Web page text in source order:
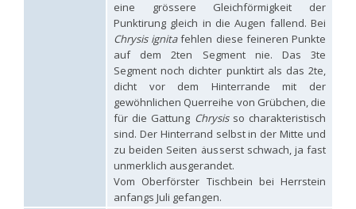
Linsenmaier, 1968
(Mocsáry, 1883)
Linsenmaier, 1959
(Dahlbom, 1854)
Abeille, 1879
Hedychridium rhodojanthinumEnslin, 1939
(Rossi, 1790)
Hedychridium roseum caputaureumTrautmann, 1919
Hedychridium roseum nanumChevrier, 1870
Semenov-Tian-Shanskij
Linsenmaier, 1997[E]
Linsenmaier, 1959
(Tournier, 1878)
Hedychridium scutellare sardinienseLinsenmaier, 1959[E]
eine grössere Gleichförmigkeit der
Punktirung gleich in die Augen fallend. Bei
Chrysis ignitafehlen diese feineren Punkte
auf dem 2ten Segment nie. Das 3te
Segment noch dichter punktirt als das 2te,
dicht vor dem Hinterrande mit der
gewöhnlichen Querreihe von Grübchen, die
für die Gattung Chrysisso charakteristisch
sind. Der Hinterrand selbst in der Mitte und
zu beiden Seiten äusserst schwach, ja fast
unmerklich ausgerandet.
Vom Oberförster Tischbein bei Herrstein
anfangs Juli gefangen.